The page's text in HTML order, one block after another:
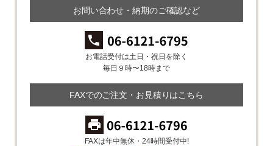
お問い合わせ・納期のご確認など
お電話受付は土日・祝日を除く
毎日９時〜18時まで
FAXでのご注文・お見積りはこちら
FAXは年中無休・24時間受付中!